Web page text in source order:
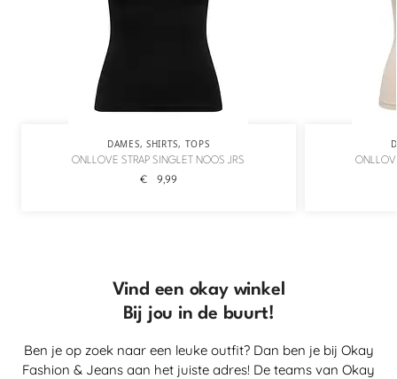
DAMES, SHIRTS, TOPS
ONLLOVE STRAP SINGLET NOOS JRS
€ 9,99
Vind een okay winkel
Bij jou in de buurt!
Ben je op zoek naar een leuke outfit? Dan ben je bij Okay
Fashion & Jeans aan het juiste adres! De teams van Okay